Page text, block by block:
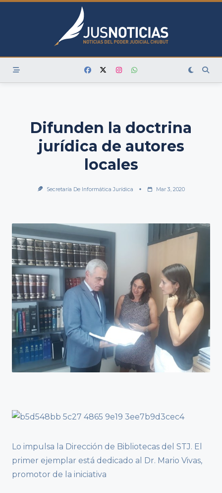
Skip
Difunden la doctrina
jurídica de autores
locales
Secretaría De Informática Jurídica Mar 3, 2020
Lo impulsa la Dirección de Bibliotecas del STJ. El
primer ejemplar está dedicado al Dr. Mario Vivas,
promotor de la iniciativa